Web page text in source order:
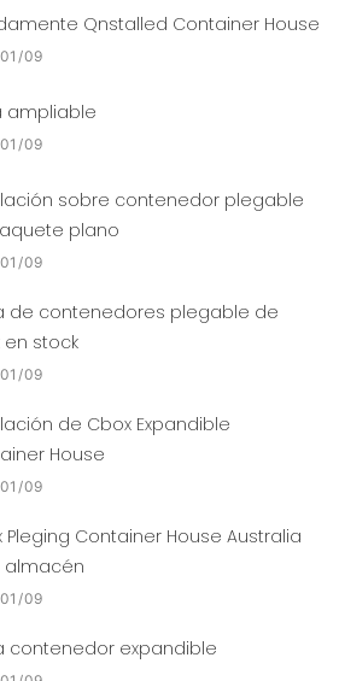
Qnstalled Container House
01 09
ampliable
01 09
sobre contenedor plegable
plano
01 09
de contenedores plegable de
en stock
01 09
de Cbox Expandible
House
01 09
Pleging Container House Australia
almacén
01 09
contenedor expandible